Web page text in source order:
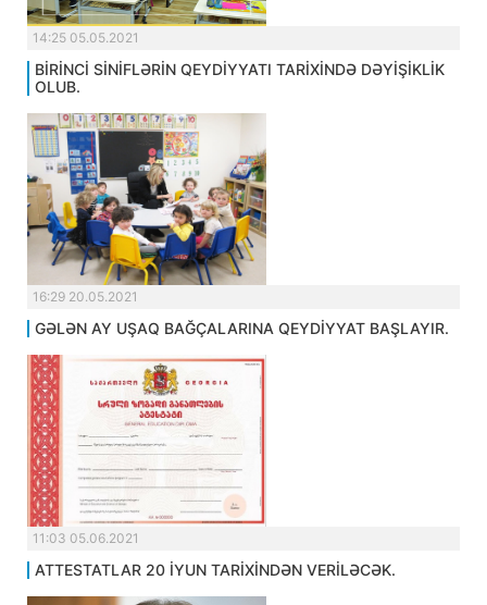
14:25 05.05.2021
BİRİNCİ SİNİFLƏRİN QEYDİYYATI TARİXİNDƏ DƏYİŞİKLİK
OLUB.
16:29 20.05.2021
GƏLƏN AY UŞAQ BAĞÇALARINA QEYDİYYAT BAŞLAYIR.
11:03 05.06.2021
ATTESTATLAR 20 İYUN TARİXİNDƏN VERİLƏCƏK.